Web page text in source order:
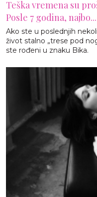
Teška vremena su
Posle 7 godina, najbo...
Ako ste u poslednjih
život stalno „trese pod
ste rođeni u znaku Bika.